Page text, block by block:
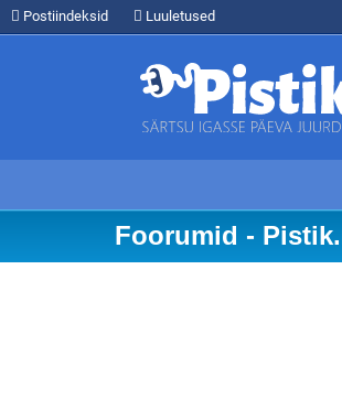
Postiindeksid Luuletused
Foorumid -